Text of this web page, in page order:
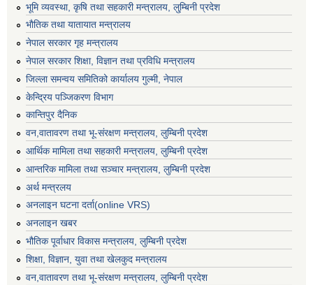
भूमि व्यवस्था, कृषि तथा सहकारी मन्त्रालय, लु्म्बिनी प्रदेश
भाैतिक तथा यातायात मन्त्रालय
नेपाल सरकार गृह मन्त्रालय
नेपाल सरकार शिक्षा, विज्ञान तथा प्रविधि मन्त्रालय
जिल्ला समन्वय समितिको कार्यालय गुल्मी, नेपाल
केन्द्रिय पञ्जिकरण विभाग
कान्तिपुर दैनिक
वन,वातावरण तथा भू-संरक्षण मन्त्रालय, लुम्बिनी प्रदेश
आर्थिक मामिला तथा सहकारी मन्त्रालय, लुम्बिनी प्रदेश
आन्तरिक मामिला तथा सञ्चार मन्त्रालय, लुम्बिनी प्रदेश
अर्थ मन्त्रलय
अनलाइन घटना दर्ता(online VRS)
अनलाइन खबर
भौतिक पूर्वाधार विकास मन्त्रालय, लुम्बिनी प्रदेश
शिक्षा, विज्ञान, युवा तथा खेलकुद मन्‍‍त्रालय
वन,वातावरण तथा भू-संरक्षण मन्त्रालय, लुम्बिनी प्रदेश